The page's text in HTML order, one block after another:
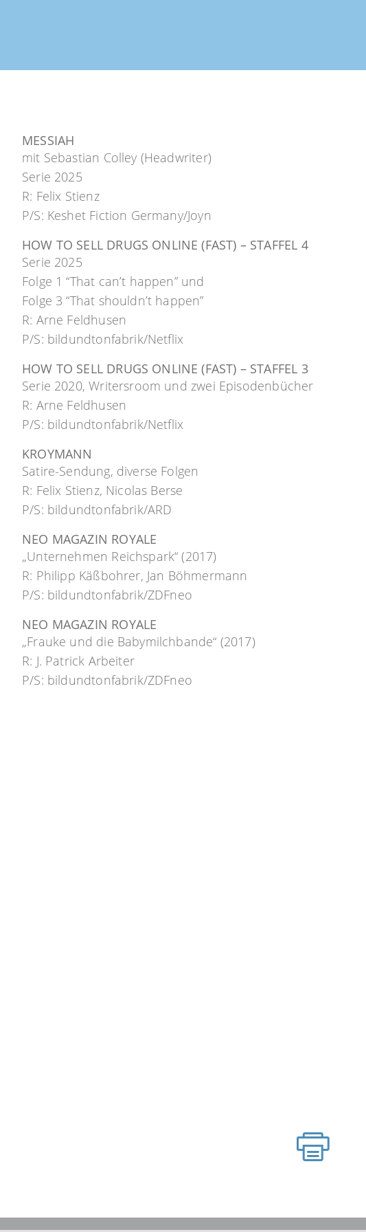
MESSIAH
mit Sebastian Colley (Headwriter)
Serie 2025
R: Felix Stienz
P/S: Keshet Fiction Germany/Joyn
HOW TO SELL DRUGS ONLINE (FAST) – STAFFEL 4
Serie 2025
Folge 1 “That can’t happen” und
Folge 3 “That shouldn’t happen”
R: Arne Feldhusen
P/S: bildundtonfabrik/Netflix
HOW TO SELL DRUGS ONLINE (FAST) – STAFFEL 3
Serie 2020, Writersroom und zwei Episodenbücher
R: Arne Feldhusen
P/S: bildundtonfabrik/Netflix
KROYMANN
Satire-Sendung, diverse Folgen
R: Felix Stienz, Nicolas Berse
P/S: bildundtonfabrik/ARD
NEO MAGAZIN ROYALE
„Unternehmen Reichspark“ (2017)
R: Philipp Käßbohrer, Jan Böhmermann
P/S: bildundtonfabrik/ZDFneo
NEO MAGAZIN ROYALE
„Frauke und die Babymilchbande“ (2017)
R: J. Patrick Arbeiter
P/S: bildundtonfabrik/ZDFneo